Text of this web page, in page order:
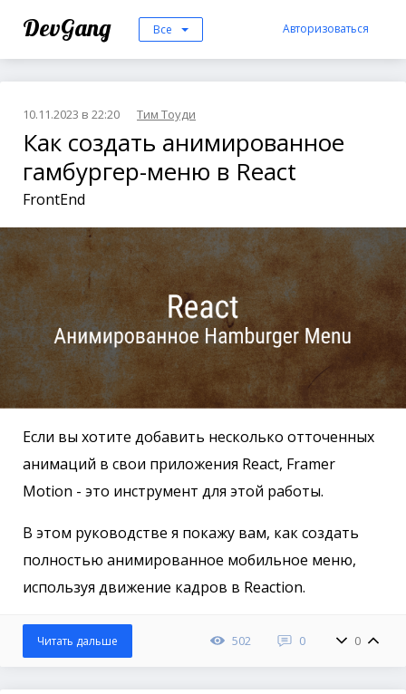
DevGang Все Авторизоваться
10.11.2023 в 22:20 Тим Тоуди
Как создать анимированное
гамбургер-меню в React
FrontEnd
Если вы хотите добавить несколько отточенных
анимаций в свои приложения React, Framer
Motion - это инструмент для этой работы.
В этом руководстве я покажу вам, как создать
полностью анимированное мобильное меню,
используя движение кадров в Reaction.
502 0 0
Читать дальше